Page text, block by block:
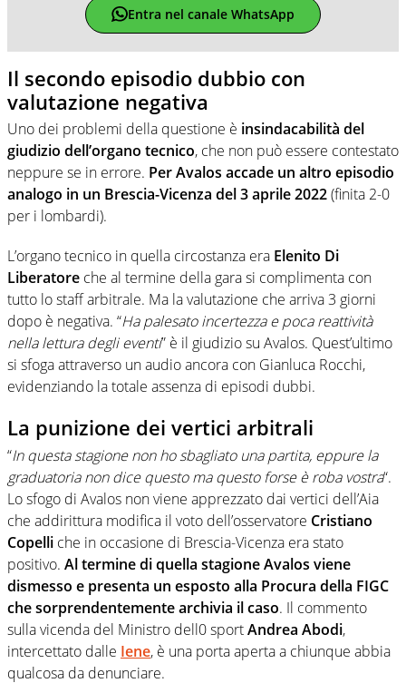
Entra nel canale WhatsApp
Il secondo episodio dubbio con
valutazione negativa
Uno dei problemi della questione è insindacabilità del
giudizio dell’organo tecnico, che non può essere contestato
neppure se in errore. Per Avalos accade un altro episodio
analogo in un Brescia-Vicenza del 3 aprile 2022(finita 2-0
per i lombardi).
L’organo tecnico in quella circostanza era Elenito Di
Liberatore che al termine della gara si complimenta con
tutto lo staff arbitrale. Ma la valutazione che arriva 3 giorni
dopo è negativa. “Ha palesato incertezza e poca reattività
nella lettura degli eventi” è il giudizio su Avalos. Quest’ultimo
si sfoga attraverso un audio ancora con Gianluca Rocchi,
evidenziando la totale assenza di episodi dubbi.
La punizione dei vertici arbitrali
“In questa stagione non ho sbagliato una partita, eppure la
graduatoria non dice questo ma questo forse è roba vostra“.
Lo sfogo di Avalos non viene apprezzato dai vertici dell’Aia
che addirittura modifica il voto dell’osservatore Cristiano
Copelli che in occasione di Brescia-Vicenza era stato
positivo. Al termine di quella stagione Avalos viene
dismesso e presenta un esposto alla Procura della FIGC
che sorprendentemente archivia il caso. Il commento
sulla vicenda del Ministro dell0 sportAndrea Abodi,
intercettato dalle Iene, è una porta aperta a chiunque abbia
qualcosa da denunciare.